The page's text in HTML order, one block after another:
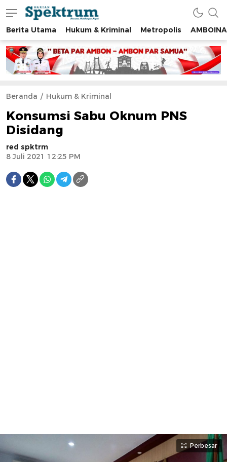
spektrumonline.com
Berita Utama Hukum & Kriminal Metropolis AMBOINA
Beranda Hukum & Kriminal
Konsumsi Sabu Oknum PNS
Disidang
red spktrm
8 Juli 2021 12:25 PM
Perbesar